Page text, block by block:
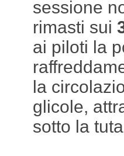
sessione
rimasti sui
ai piloti la
la
glicole,
sotto la